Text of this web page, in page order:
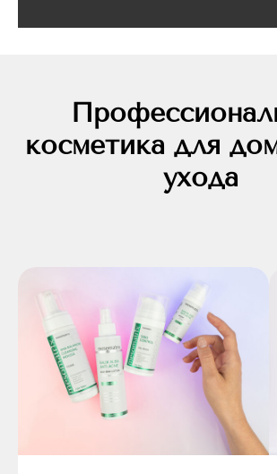
косметика для
ухода